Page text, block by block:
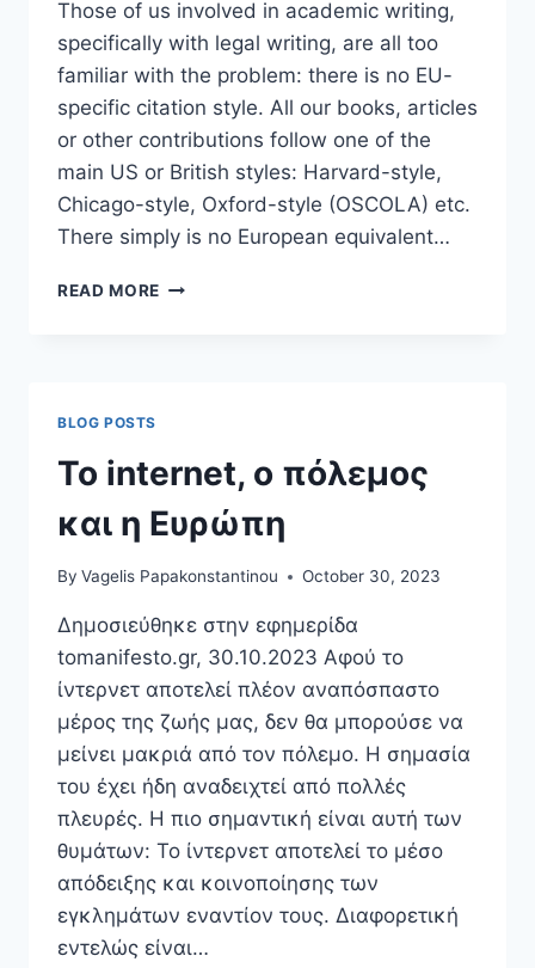
Those of us involved in academic writing,
specifically with legal writing, are all too
familiar with the problem: there is no EU-
specific citation style. All our books, articles
or other contributions follow one of the
main US or British styles: Harvard-style,
Chicago-style, Oxford-style (OSCOLA) etc.
There simply is no European equivalent…
READ MORE WHEN
EU
CITATION
STYLE?
BLOG POSTS
Το internet, ο πόλεμος
και η Ευρώπη
By Vagelis Papakonstantinou October 30, 2023
Δημοσιεύθηκε στην εφημερίδα
tomanifesto.gr, 30.10.2023 Αφού το
ίντερνετ αποτελεί πλέον αναπόσπαστο
μέρος της ζωής μας, δεν θα μπορούσε να
μείνει μακριά από τον πόλεμο. Η σημασία
του έχει ήδη αναδειχτεί από πολλές
πλευρές. Η πιο σημαντική είναι αυτή των
θυμάτων: Το ίντερνετ αποτελεί το μέσο
απόδειξης και κοινοποίησης των
εγκλημάτων εναντίον τους. Διαφορετική
εντελώς είναι…